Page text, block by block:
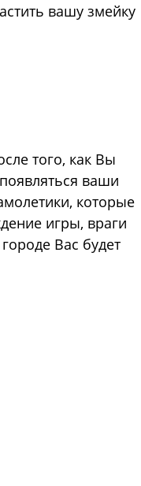
вашу змейку
того, как Вы
ваши
которые
игры, враги
Вас будет